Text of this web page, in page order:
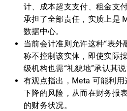
计、成本超支支付、租金支
承担了全部责任，实质上是
数据中心。
当前会计准则允许这种“表外
称不控制该实体，即使实际
级机构也需“礼貌地”承认其说
有观点指出，Meta 可能利
下降的风险，从而在财务报
的财务状况。